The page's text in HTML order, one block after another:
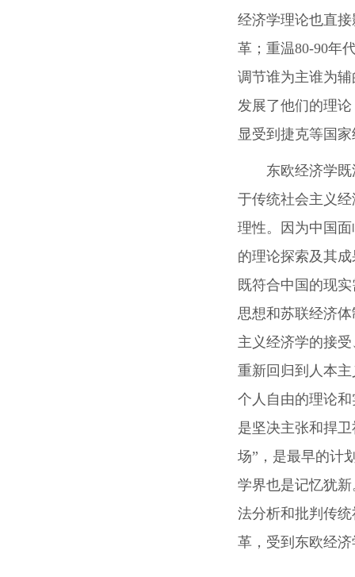
经济学理论也直
革；重温80-90年
调节谁为主谁为
发展了他们的理
显受到捷克等国
东欧经济学
于传统社会主义
理性。因为中国
的理论探索及其
既符合中国的现
思想和苏联经济
主义经济学的接
重新回归到人本
个人自由的理论
是坚决主张和捍
场”，是最早的计
学界也是记忆犹
法分析和批判传
革，受到东欧经